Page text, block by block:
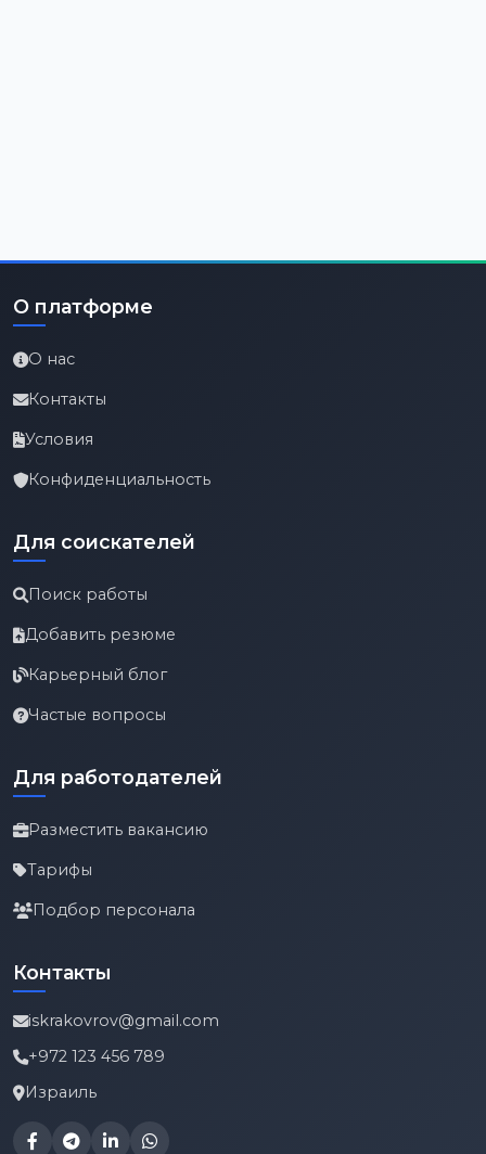
О платформе
О нас
Контакты
Условия
Конфиденциальность
Для соискателей
Поиск работы
Добавить резюме
Карьерный блог
Частые вопросы
Для работодателей
Разместить вакансию
Тарифы
Подбор персонала
Контакты
iskrakovrov@gmail.com
+972 123 456 789
Израиль